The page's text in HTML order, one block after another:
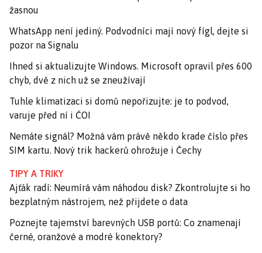
žasnou
WhatsApp není jediný. Podvodníci mají nový fígl, dejte si
pozor na Signalu
Ihned si aktualizujte Windows. Microsoft opravil přes 600
chyb, dvě z nich už se zneužívají
Tuhle klimatizaci si domů nepořizujte: je to podvod,
varuje před ní i ČOI
Nemáte signál? Možná vám právě někdo krade číslo přes
SIM kartu. Nový trik hackerů ohrožuje i Čechy
TIPY A TRIKY
Ajťák radí: Neumírá vám náhodou disk? Zkontrolujte si ho
bezplatným nástrojem, než přijdete o data
Poznejte tajemství barevných USB portů: Co znamenají
černé, oranžové a modré konektory?